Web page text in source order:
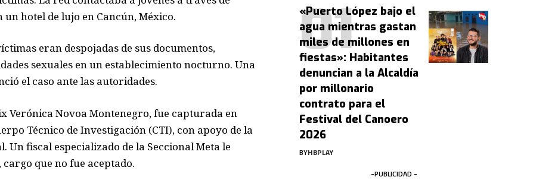
hotel de lujo en Cancún, México.
eran despojadas de sus documentos,
sexuales en un establecimiento nocturno. Una
el caso ante las autoridades.
Verónica Novoa Montenegro, fue capturada en
Técnico de Investigación (CTI), con apoyo de la
Un fiscal especializado de la Seccional Meta le
que no fue aceptado.
«Puerto López bajo el
agua mientras gastan
miles de millones en
fiestas»: Habitantes
denuncian a la Alcaldía
por millonario
contrato para el
Festival del Canoero
2026
BYHBPLAY
-PUBLICIDAD -